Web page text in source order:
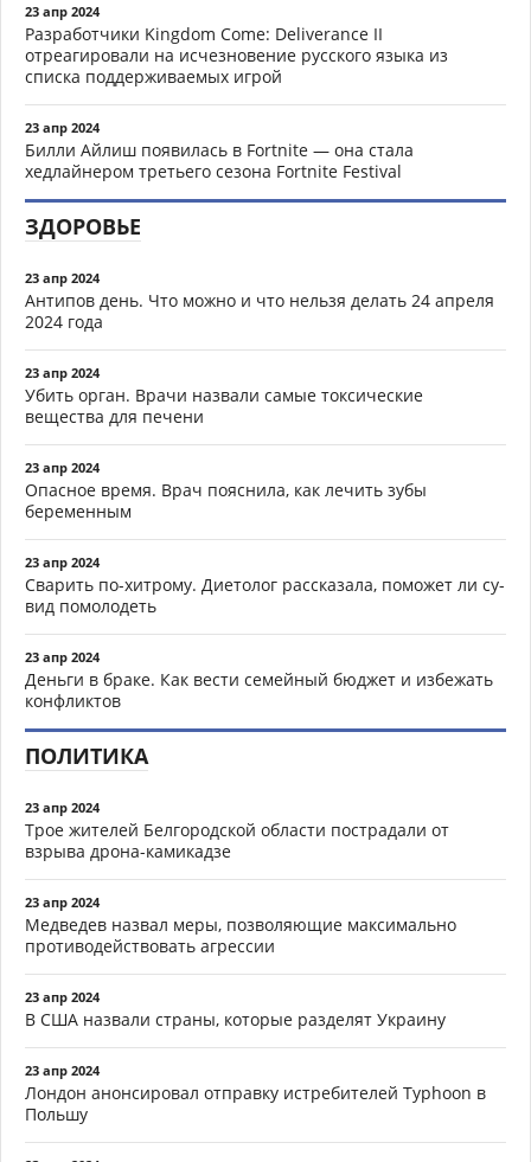
23 апр 2024
Разработчики Kingdom Come: Deliverance II
отреагировали на исчезновение русского языка из
списка поддерживаемых игрой
23 апр 2024
Билли Айлиш появилась в Fortnite — она стала
хедлайнером третьего сезона Fortnite Festival
ЗДОРОВЬЕ
23 апр 2024
Антипов день. Что можно и что нельзя делать 24 апреля
2024 года
23 апр 2024
Убить орган. Врачи назвали самые токсические
вещества для печени
23 апр 2024
Опасное время. Врач пояснила, как лечить зубы
беременным
23 апр 2024
Сварить по-хитрому. Диетолог рассказала, поможет ли су-
вид помолодеть
23 апр 2024
Деньги в браке. Как вести семейный бюджет и избежать
конфликтов
ПОЛИТИКА
23 апр 2024
Трое жителей Белгородской области пострадали от
взрыва дрона-камикадзе
23 апр 2024
Медведев назвал меры, позволяющие максимально
противодействовать агрессии
23 апр 2024
В США назвали страны, которые разделят Украину
23 апр 2024
Лондон анонсировал отправку истребителей Typhoon в
Польшу